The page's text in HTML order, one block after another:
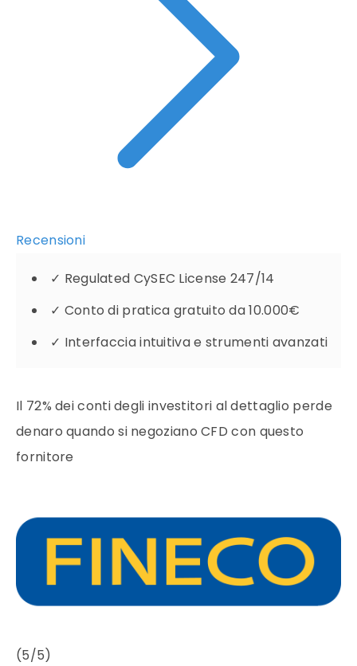
Recensioni
✓ Regulated CySEC License 247/14
✓ Conto di pratica gratuito da 10.000€
✓ Interfaccia intuitiva e strumenti avanzati
Il 72% dei conti degli investitori al dettaglio perde
denaro quando si negoziano CFD con questo
fornitore
(5/5)